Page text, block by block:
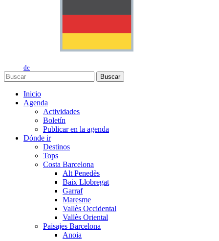
de
Buscar
Inicio
Agenda
Actividades
Boletín
Publicar en la agenda
Dónde ir
Destinos
Tops
Costa Barcelona
Alt Penedès
Baix Llobregat
Garraf
Maresme
Vallès Occidental
Vallès Oriental
Paisajes Barcelona
Anoia